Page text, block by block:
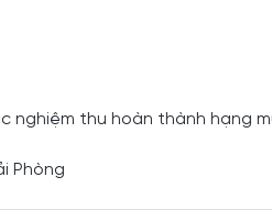
nghiệm thu hoàn thành hạng
Phòng